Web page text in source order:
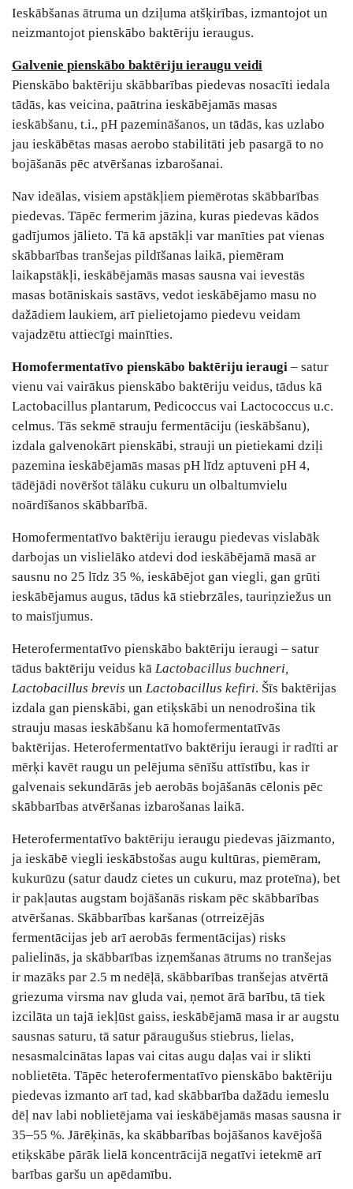
Ieskābšanas ātruma un dziļuma atšķirības, izmantojot un
neizmantojot pienskābo baktēriju ieraugus.
Galvenie pienskābo baktēriju ieraugu veidi
Pienskābo baktēriju skābbarības piedevas nosacīti iedala
tādās, kas veicina, paātrina ieskābējamās masas
ieskābšanu, t.i., pH pazemināšanos, un tādās, kas uzlabo
jau ieskābētas masas aerobo stabilitāti jeb pasargā to no
bojāšanās pēc atvēršanas izbarošanai.
Nav ideālas, visiem apstākļiem piemērotas skābbarības
piedevas. Tāpēc fermerim jāzina, kuras piedevas kādos
gadījumos jālieto. Tā kā apstākļi var manīties pat vienas
skābbarības tranšejas pildīšanas laikā, piemēram
laikapstākļi, ieskābējamās masas sausna vai ievestās
masas botāniskais sastāvs, vedot ieskābējamo masu no
dažādiem laukiem, arī pielietojamo piedevu veidam
vajadzētu attiecīgi mainīties.
Homofermentatīvo pienskābo baktēriju ieraugi – satur
vienu vai vairākus pienskābo baktēriju veidus, tādus kā
Lactobacillus plantarum, Pedicoccus vai Lactococcus u.c.
celmus. Tās sekmē strauju fermentāciju (ieskābšanu),
izdala galvenokārt pienskābi, strauji un pietiekami dziļi
pazemina ieskābējamās masas pH līdz aptuveni pH 4,
tādējādi novēršot tālāku cukuru un olbaltumvielu
noārdīšanos skābbarībā.
Homofermentatīvo baktēriju ieraugu piedevas vislabāk
darbojas un vislielāko atdevi dod ieskābējamā masā ar
sausnu no 25 līdz 35 %, ieskābējot gan viegli, gan grūti
ieskābējamus augus, tādus kā stiebrzāles, tauriņziežus un
to maisījumus.
Heterofermentatīvo pienskābo baktēriju ieraugi – satur
tādus baktēriju veidus kā Lactobacillus buchneri,
Lactobacillus brevis un Lactobacillus kefiri. Šīs baktērijas
izdala gan pienskābi, gan etiķskābi un nenodrošina tik
strauju masas ieskābšanu kā homofermentatīvās
baktērijas. Heterofermentatīvo baktēriju ieraugi ir radīti ar
mērķi kavēt raugu un pelējuma sēnīšu attīstību, kas ir
galvenais sekundārās jeb aerobās bojāšanās cēlonis pēc
skābbarības atvēršanas izbarošanas laikā.
Heterofermentatīvo baktēriju ieraugu piedevas jāizmanto,
ja ieskābē viegli ieskābstošas augu kultūras, piemēram,
kukurūzu (satur daudz cietes un cukuru, maz proteīna), bet
ir pakļautas augstam bojāšanās riskam pēc skābbarības
atvēršanas. Skābbarības karšanas (otrreizējās
fermentācijas jeb arī aerobās fermentācijas) risks
palielinās, ja skābbarības izņemšanas ātrums no tranšejas
ir mazāks par 2.5 m nedēļā, skābbarības tranšejas atvērtā
griezuma virsma nav gluda vai, ņemot ārā barību, tā tiek
izcilāta un tajā iekļūst gaiss, ieskābējamā masa ir ar augstu
sausnas saturu, tā satur pāraugušus stiebrus, lielas,
nesasmalcinātas lapas vai citas augu daļas vai ir slikti
noblietēta. Tāpēc heterofermentatīvo pienskābo baktēriju
piedevas izmanto arī tad, kad skābbarība dažādu iemeslu
dēļ nav labi noblietējama vai ieskābējamās masas sausna ir
35–55 %. Jārēķinās, ka skābbarības bojāšanos kavējošā
etiķskābe pārāk lielā koncentrācijā negatīvi ietekmē arī
barības garšu un apēdamību.